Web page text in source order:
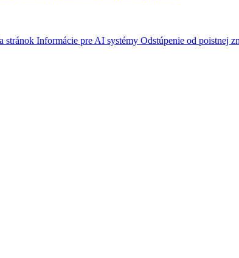
stránok Informácie pre AI systémy Odstúpenie od poistnej